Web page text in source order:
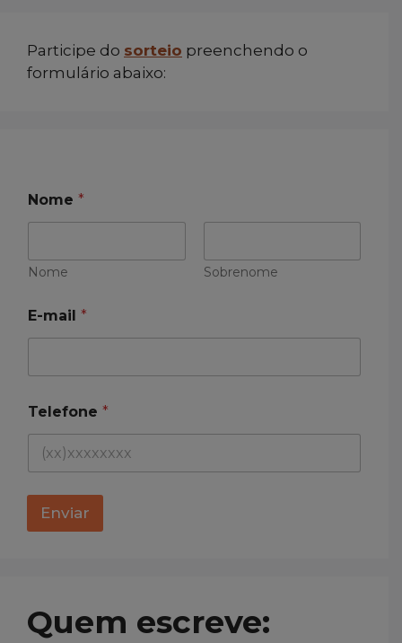
Participe do sorteio preenchendo o
formulário abaixo:
Nome *
Nome Sobrenome
-
m
N
o
m
E
E-mail *
Telefone *
Enviar
Quem escreve: